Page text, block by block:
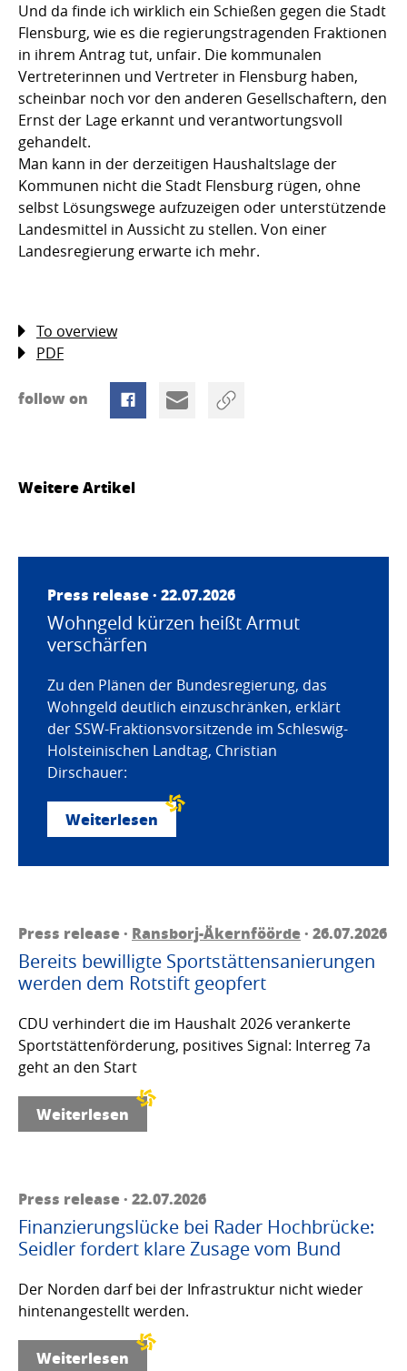
Und da finde ich wirklich ein Schießen gegen die Stadt
Flensburg, wie es die regierungstragenden Fraktionen
in ihrem Antrag tut, unfair. Die kommunalen
Vertreterinnen und Vertreter in Flensburg haben,
scheinbar noch vor den anderen Gesellschaftern, den
Ernst der Lage erkannt und verantwortungsvoll
gehandelt.
Man kann in der derzeitigen Haushaltslage der
Kommunen nicht die Stadt Flensburg rügen, ohne
selbst Lösungswege aufzuzeigen oder unterstützende
Landesmittel in Aussicht zu stellen. Von einer
Landesregierung erwarte ich mehr.
To overview
PDF
follow on
Weitere Artikel
Press release · 22.07.2026
Wohngeld kürzen heißt Armut
verschärfen
Zu den Plänen der Bundesregierung, das
Wohngeld deutlich einzuschränken, erklärt
der SSW-Fraktionsvorsitzende im Schleswig-
Holsteinischen Landtag, Christian
Dirschauer:
Weiterlesen
Press release · Ransborj-Äkernföörde· 26.07.2026
Bereits bewilligte Sportstättensanierungen
werden dem Rotstift geopfert
CDU verhindert die im Haushalt 2026 verankerte
Sportstättenförderung, positives Signal: Interreg 7a
geht an den Start
Weiterlesen
Press release · 22.07.2026
Finanzierungslücke bei Rader Hochbrücke:
Seidler fordert klare Zusage vom Bund
Der Norden darf bei der Infrastruktur nicht wieder
hintenangestellt werden.
Weiterlesen